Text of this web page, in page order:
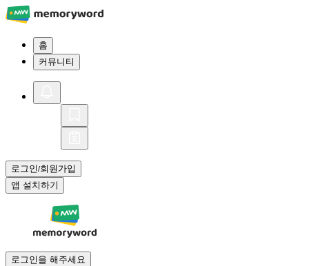
홈
커뮤니티
로그인/회원가입
앱 설치하기
로그인을 해주세요